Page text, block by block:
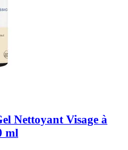
Nettoyant Visage à
ml